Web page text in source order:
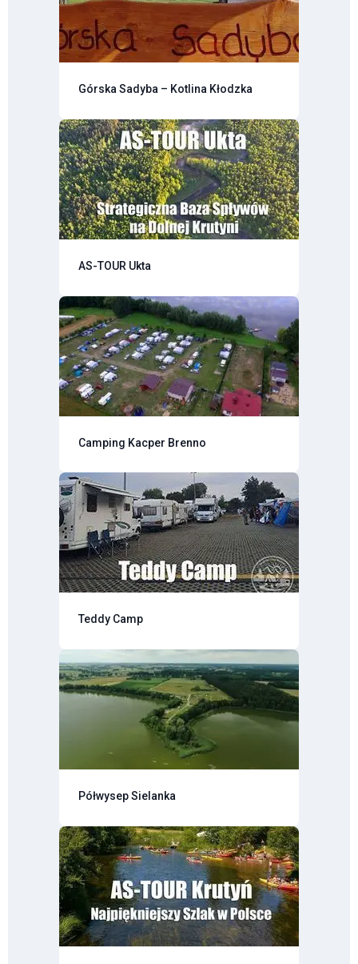
Górska Sadyba – Kotlina Kłodzka
AS-TOUR Ukta
Camping Kacper Brenno
Teddy Camp
Półwysep Sielanka